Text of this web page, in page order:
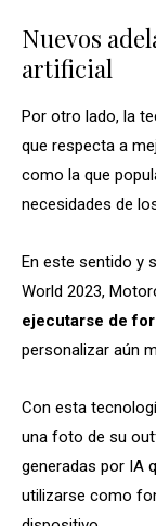
Nuevos
artificial
Por otro lado, la
que respecta a
como la que
necesidades de
En este sentido y
World 2023,
ejecutarse de
personalizar aún
Con esta
una foto de su
generadas por IA
utilizarse como